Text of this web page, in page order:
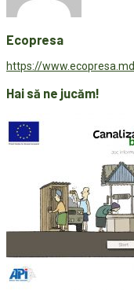
Ecopresa
https://www.ecopresa.md
Hai să ne jucăm!